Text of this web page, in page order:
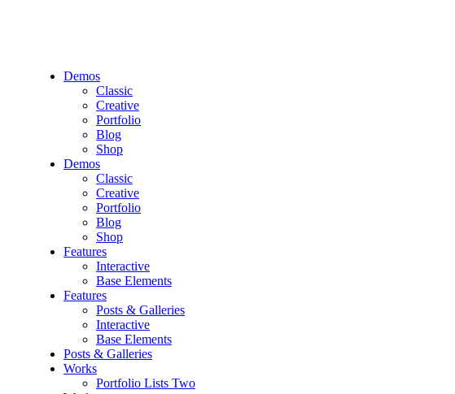
Demos
Classic
Creative
Portfolio
Blog
Shop
Demos
Classic
Creative
Portfolio
Blog
Shop
Features
Interactive
Base Elements
Features
Posts & Galleries
Interactive
Base Elements
Posts & Galleries
Works
Portfolio Lists Two